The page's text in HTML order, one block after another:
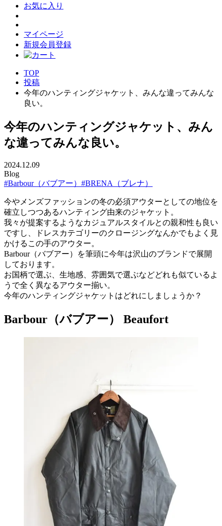
お気に入り
マイページ
新規会員登録
TOP
投稿
今年のハンティングジャケット、みんな違ってみんな
良い。
今年のハンティングジャケット、みん
な違ってみんな良い。
2024.12.09
Blog
#Barbour（バブアー） #BRENA（ブレナ）
今やメンズファッションの冬の必須アウターとしての地位を
確立しつつあるハンティング由来のジャケット。
我々が提案するようなカジュアルスタイルとの親和性も良い
ですし、ドレスカテゴリーのクロージングなんかでもよく見
かけるこの手のアウター。
Barbour（バブアー）を筆頭に今年は沢山のブランドで展開
しております。
お国柄で選ぶ、生地感、雰囲気で選ぶなどどれも似ているよ
うで全く異なるアウター揃い。
今年のハンティングジャケットはどれにしましょうか？
Barbour（バブアー） Beaufort